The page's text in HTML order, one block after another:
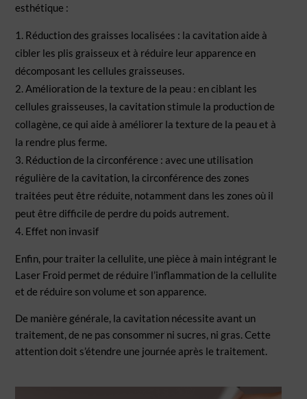
esthétique :
Réduction des graisses localisées : la cavitation aide à
cibler les plis graisseux et à réduire leur apparence en
décomposant les cellules graisseuses.
Amélioration de la texture de la peau : en ciblant les
cellules graisseuses, la cavitation stimule la production de
collagène, ce qui aide à améliorer la texture de la peau et à
la rendre plus ferme.
Réduction de la circonférence : avec une utilisation
régulière de la cavitation, la circonférence des zones
traitées peut être réduite, notamment dans les zones où il
peut être difficile de perdre du poids autrement.
Effet non invasif
Enfin, pour traiter la cellulite, une pièce à main intégrant le
Laser Froid permet de réduire l’inflammation de la cellulite
et de réduire son volume et son apparence.
De manière générale, la cavitation nécessite avant un
traitement, de ne pas consommer ni sucres, ni gras. Cette
attention doit s’étendre une journée après le traitement.